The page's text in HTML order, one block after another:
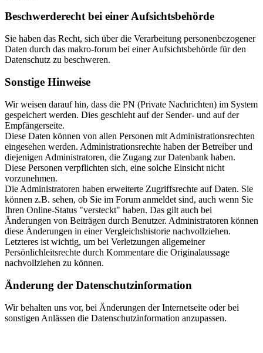
Beschwerderecht bei einer Aufsichtsbehörde
Sie haben das Recht, sich über die Verarbeitung personenbezogener
Daten durch das makro-forum bei einer Aufsichtsbehörde für den
Datenschutz zu beschweren.
Sonstige Hinweise
Wir weisen darauf hin, dass die PN (Private Nachrichten) im System
gespeichert werden. Dies geschieht auf der Sender- und auf der
Empfängerseite.
Diese Daten können von allen Personen mit Administrationsrechten
eingesehen werden. Administrationsrechte haben der Betreiber und
diejenigen Administratoren, die Zugang zur Datenbank haben.
Diese Personen verpflichten sich, eine solche Einsicht nicht
vorzunehmen.
Die Administratoren haben erweiterte Zugriffsrechte auf Daten. Sie
können z.B. sehen, ob Sie im Forum anmeldet sind, auch wenn Sie
Ihren Online-Status "versteckt" haben. Das gilt auch bei
Änderungen von Beiträgen durch Benutzer. Administratoren können
diese Änderungen in einer Vergleichshistorie nachvollziehen.
Letzteres ist wichtig, um bei Verletzungen allgemeiner
Persönlichleitsrechte durch Kommentare die Originalaussage
nachvollziehen zu können.
Änderung der Datenschutzinformation
Wir behalten uns vor, bei Änderungen der Internetseite oder bei
sonstigen Anlässen die Datenschutzinformation anzupassen.